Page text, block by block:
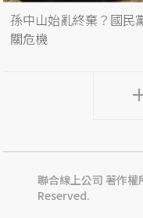
孫中山始亂終棄？國民
關危機
聯合線上公司 著作
Reserved.